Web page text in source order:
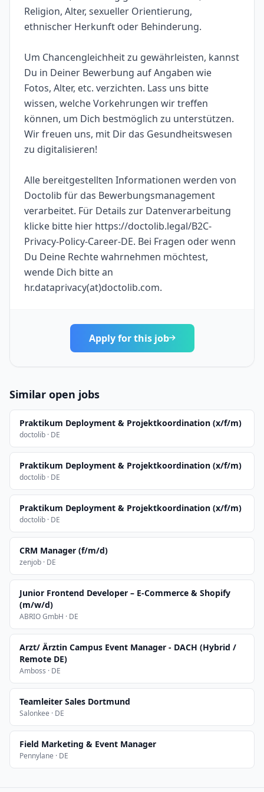
Religion, Alter, sexueller Orientierung,
ethnischer Herkunft oder Behinderung.
Um Chancengleichheit zu gewährleisten, kannst
Du in Deiner Bewerbung auf Angaben wie
Fotos, Alter, etc. verzichten. Lass uns bitte
wissen, welche Vorkehrungen wir treffen
können, um Dich bestmöglich zu unterstützen.
Wir freuen uns, mit Dir das Gesundheitswesen
zu digitalisieren!
Alle bereitgestellten Informationen werden von
Doctolib für das Bewerbungsmanagement
verarbeitet. Für Details zur Datenverarbeitung
klicke bitte hier https://doctolib.legal/B2C-
Privacy-Policy-Career-DE. Bei Fragen oder wenn
Du Deine Rechte wahrnehmen möchtest,
wende Dich bitte an
hr.dataprivacy(at)doctolib.com.
Apply for this job
Similar open jobs
Praktikum Deployment & Projektkoordination (x/f/m)
doctolib · DE
Praktikum Deployment & Projektkoordination (x/f/m)
doctolib · DE
Praktikum Deployment & Projektkoordination (x/f/m)
doctolib · DE
CRM Manager (f/m/d)
zenjob · DE
Junior Frontend Developer – E-Commerce & Shopify
(m/w/d)
ABRIO GmbH · DE
Arzt/ Ärztin Campus Event Manager - DACH (Hybrid /
Remote DE)
Amboss · DE
Teamleiter Sales Dortmund
Salonkee · DE
Field Marketing & Event Manager
Pennylane · DE